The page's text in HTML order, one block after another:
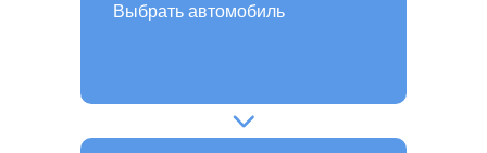
Выбрать автомобиль